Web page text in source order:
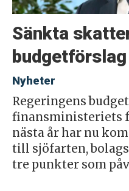
Sänkta
budgetförslag
Nyheter
Regeringens
finansministeriets
nästa år har nu
till sjöfarten,
tre punkter som